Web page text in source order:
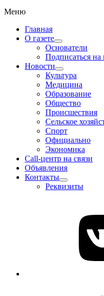
Меню
Главная
О газете
Основатели
Подписаться на
Новости
Культура
Медицина
Образование
Общество
Происшествия
Сельское
Спорт
Официально
Экономика
Call-центр на связи
Объявления
Контакты
Реквизиты